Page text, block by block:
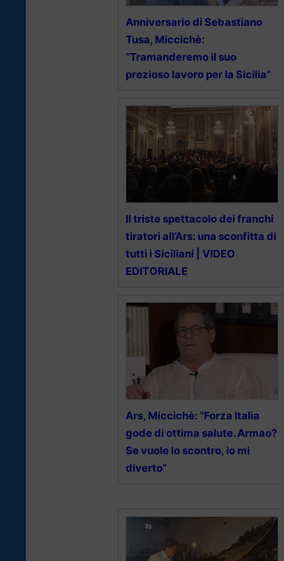
Anniversario di Sebastiano
Tusa, Miccichè:
“Tramanderemo il suo
prezioso lavoro per la Sicilia”
Il triste spettacolo dei franchi
tiratori all’Ars: una sconfitta di
tutti i Siciliani | VIDEO
EDITORIALE
Ars, Miccichè: “Forza Italia
gode di ottima salute. Armao?
Se vuole lo scontro, io mi
diverto”